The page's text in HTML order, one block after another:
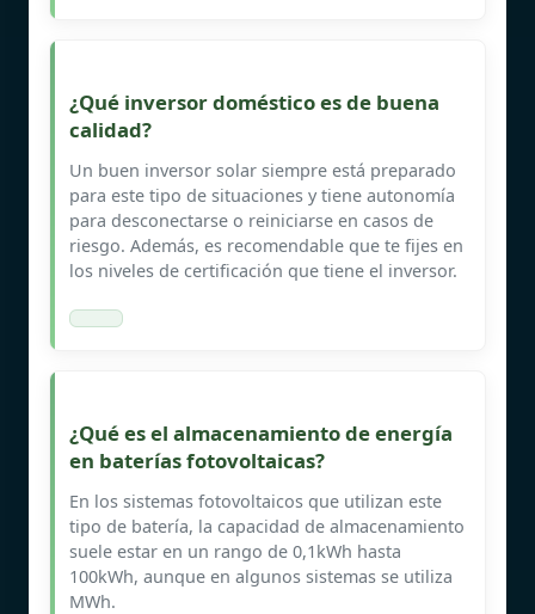
¿Qué inversor doméstico es de buena
calidad?
Un buen inversor solar siempre está preparado
para este tipo de situaciones y tiene autonomía
para desconectarse o reiniciarse en casos de
riesgo. Además, es recomendable que te fijes en
los niveles de certificación que tiene el inversor.
¿Qué es el almacenamiento de energía
en baterías fotovoltaicas?
En los sistemas fotovoltaicos que utilizan este
tipo de batería, la capacidad de almacenamiento
suele estar en un rango de 0,1kWh hasta
100kWh, aunque en algunos sistemas se utiliza
MWh.